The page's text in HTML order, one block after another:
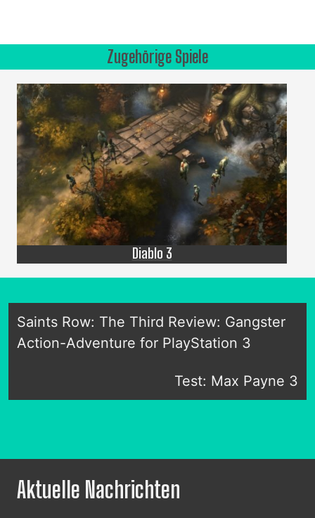
Zugehörige Spiele
Diablo 3
Saints Row: The Third Review: Gangster
Action-Adventure for PlayStation 3
Test: Max Payne 3
Aktuelle Nachrichten